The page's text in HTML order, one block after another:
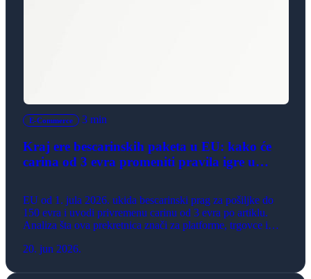
E-Commerce 3 min
Kraj ere bescarinskih paketa u EU: kako će
carina od 3 evra promeniti pravila igre u
EU od 1. jula 2026. ukida bescarinski prag za pošiljke do
150 evra i uvodi privremenu carinu od 3 evra po artiklu.
Analiza šta ova prekretnica znači za platforme, trgovce i
20. jun 2026.